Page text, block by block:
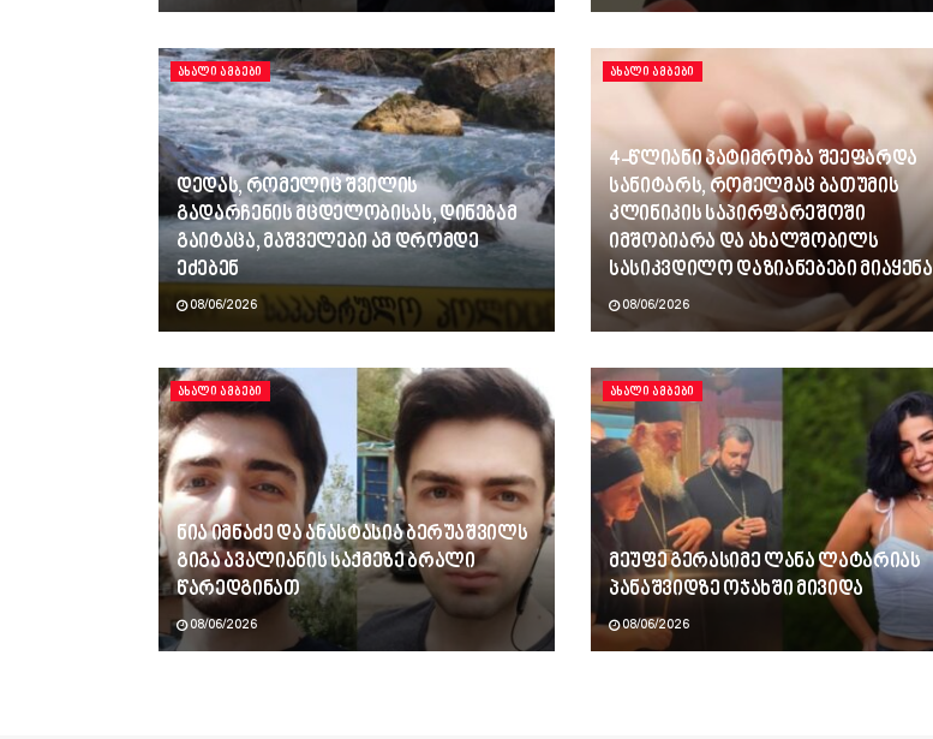
ᲐᲮᲐᲚᲘ ᲐᲛᲑᲔᲑᲘ
დედას, რომელიც შვილის
გადარჩენის მცდელობისას, დინებამ
გაიტაცა, მაშველები ამ დრომდე
ეძებენ
08/06/2026
ᲐᲮᲐᲚᲘ ᲐᲛᲑᲔᲑᲘ
4-წლიანი პატიმრობა შეეფარდა
სანიტარს, რომელმაც ბათუმის
კლინიკის საპირფარეშოში
იმშობიარა და ახალშობილს
სასიკვდილო დაზიანებები მიაყენა
08/06/2026
ᲐᲮᲐᲚᲘ ᲐᲛᲑᲔᲑᲘ
ნია იმნაძე და ანასტასია ბერუაშვილს
გიგა ავალიანის საქმეზე ბრალი
წარედგინათ
08/06/2026
ᲐᲮᲐᲚᲘ ᲐᲛᲑᲔᲑᲘ
მეუფე გერასიმე ლანა ლატარიას
პანაშვიდზე ოჯახში მივიდა
08/06/2026